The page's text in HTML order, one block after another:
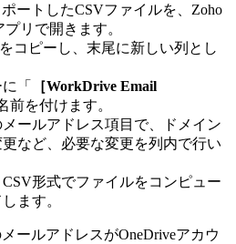
ートしたCSVファイルを、Zoho
リで開きます。
をコピーし、末尾に新しい列とし
「
［WorkDrive Email
前を付けます。
ールアドレス項目で、ドメイン
など、必要な変更を列内で行い
形式でファイルをコンピュー
ます。
ールアドレスがOneDriveアカウ